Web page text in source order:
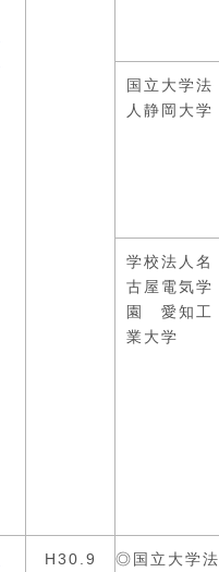
国立大学法
人静岡大学
学校法人名
古屋電気学
園 愛知工
業大学
H30.9
◎国立大学法